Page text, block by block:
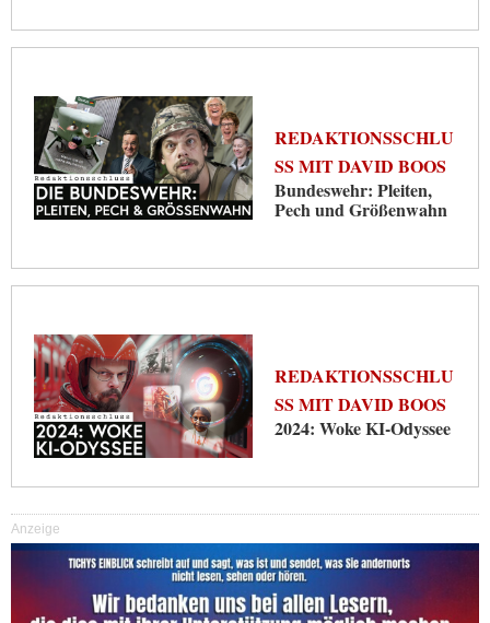
REDAKTIONSSCHLU
SS MIT DAVID BOOS
Bundeswehr: Pleiten,
Pech und Größenwahn
REDAKTIONSSCHLU
SS MIT DAVID BOOS
2024: Woke KI-Odyssee
Anzeige